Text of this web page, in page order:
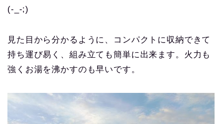
(-_-;)
見た目から分かるように、コンパクトに収納できて
持ち運び易く、組み立ても簡単に出来ます。火力も
強くお湯を沸かすのも早いです。